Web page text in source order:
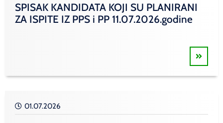
SPISAK KANDIDATA KOJI SU PLANIRANI
ZA ISPITE IZ PPS i PP 11.07.2026.godine
01.07.2026